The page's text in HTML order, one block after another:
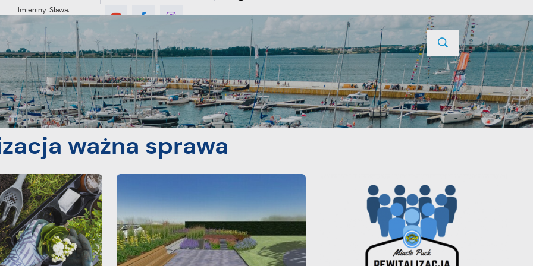
Imieniny: Sława,
Jakub, Stefan
MIESZKANIEC TURYSTYKA INWESTYCJE PROJEKTY UNIJNE KONTAKT
ważna sprawa